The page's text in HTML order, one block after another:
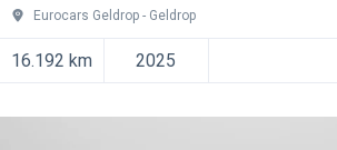
Eurocars Geldrop
Geldrop
16.192 km 2025